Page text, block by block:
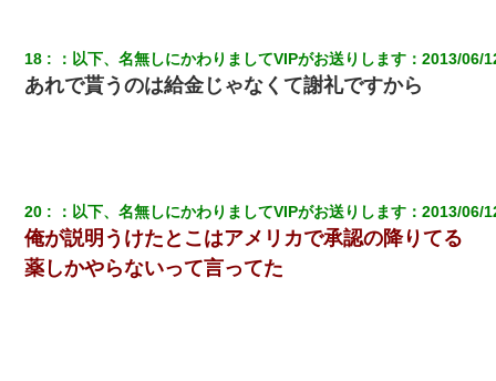
【衝撃】ヤンキー女に「サせて」って言った結果
｢昨日はお兄ちゃんと一緒にお風呂に入っちゃった～｣とか毎日兄
の話をしていたA子が事故で亡くなった。→Ａ子のお母さんの話に
驚愕…
18 ： 以下、名無しにかわりましてVIPがお送りします ：2013/06/
あれで貰うのは給金じゃなくて謝礼ですから
20 ： 以下、名無しにかわりましてVIPがお送りします ：2013/06/
俺が説明うけたとこはアメリカで承認の降りてる
薬しかやらないって言ってた